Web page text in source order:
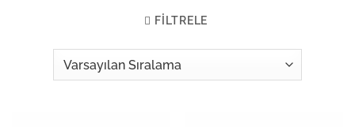
FILTRELE